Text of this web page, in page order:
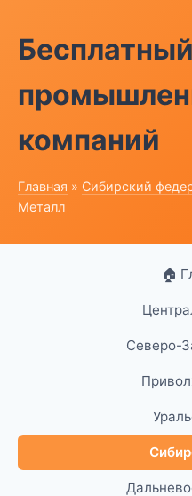
компаний
Главная » Сибирский
Металл
🏠
Северо-